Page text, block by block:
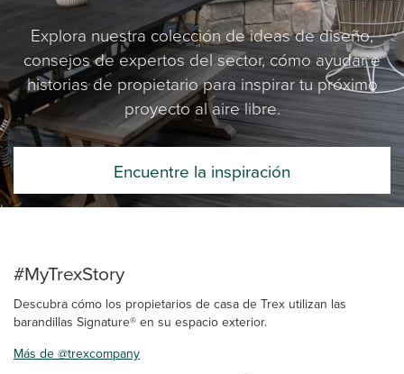
Explora nuestra colección de ideas de diseño,
consejos de expertos del sector, cómo ayudar e
historias de propietario para inspirar tu próximo
proyecto al aire libre.
Encuentre la inspiración
#MyTrexStory
Descubra cómo los propietarios de casa de Trex utilizan las
barandillas Signature® en su espacio exterior.
Más de @trexcompany